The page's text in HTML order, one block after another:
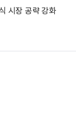
시장 공략 강화